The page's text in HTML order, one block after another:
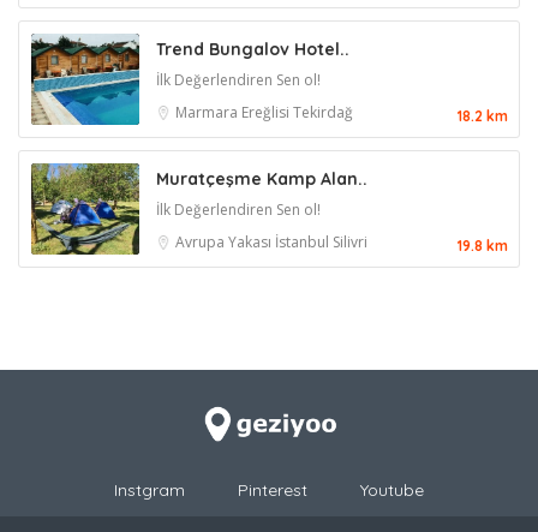
Trend Bungalov Hotel..
İlk Değerlendiren Sen ol!
Marmara Ereğlisi Tekirdağ 18.2 km
Muratçeşme Kamp Alan..
İlk Değerlendiren Sen ol!
Avrupa Yakası İstanbul Silivri 19.8 km
Instgram Pinterest Youtube